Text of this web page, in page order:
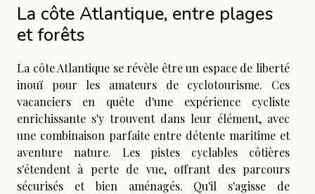
La côte Atlantique, entre plages
et forêts
La côte Atlantique se révèle être un espace de liberté
inouï pour les amateurs de cyclotourisme. Ces
vacanciers en quête d'une expérience cycliste
enrichissante s'y trouvent dans leur élément, avec
une combinaison parfaite entre détente maritime et
aventure nature. Les pistes cyclables côtières
s'étendent à perte de vue, offrant des parcours
sécurisés et bien aménagés. Qu'il s'agisse de